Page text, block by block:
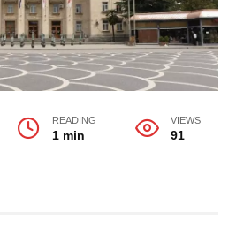
READING
1 min
VIEWS
91